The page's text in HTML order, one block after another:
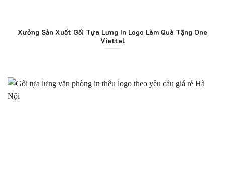
Xưởng Sản Xuất Gối Tựa Lưng In Logo Làm Quà Tặng One
Viettel